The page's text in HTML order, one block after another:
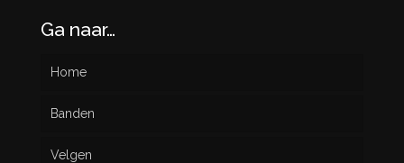
Ga naar…
Home
Banden
Nieuw
Velgen